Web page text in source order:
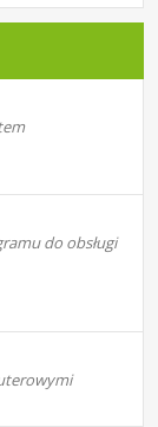
do obsługi